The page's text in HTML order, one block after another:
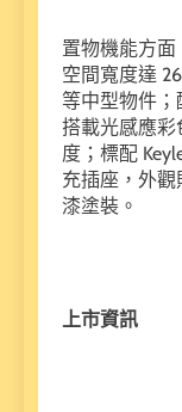
置物機能方面
空間寬度達
等中型物件；
搭載光感應
度；標配
充插座，外
漆塗裝。
上市資訊